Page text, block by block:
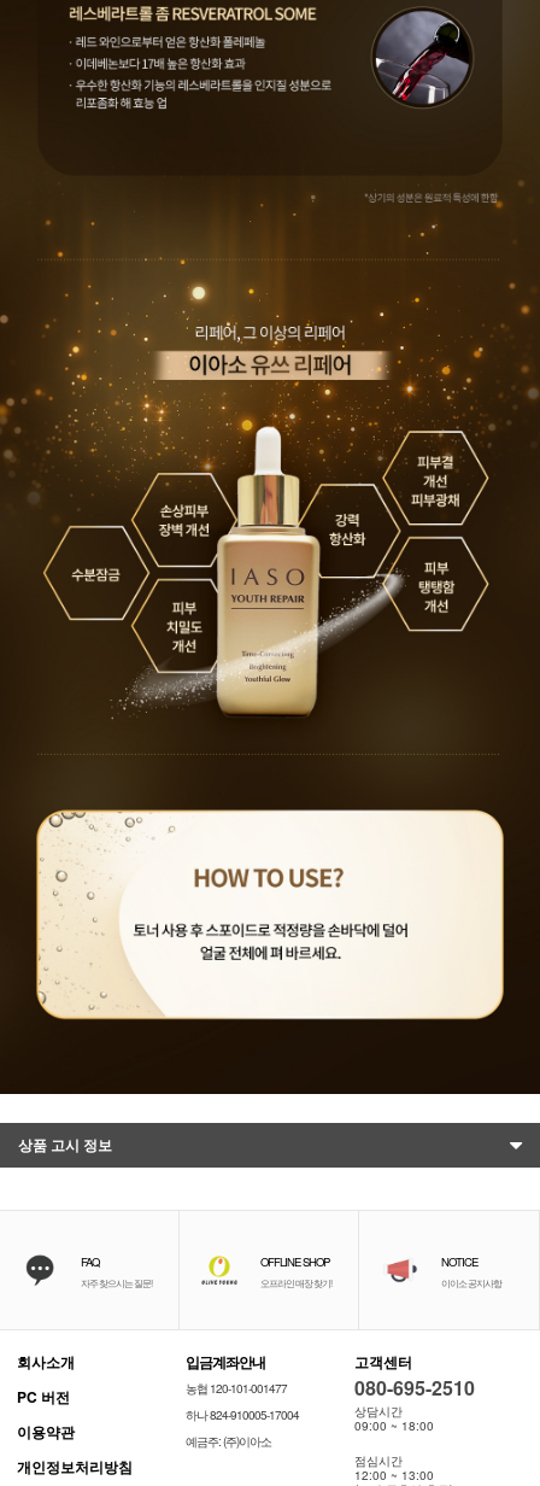
상품 고시 정보
FAQ
자주 찾으시는 질문!
OFFLINE SHOP
오프라인 매장 찾기!
NOTICE
이이소 공지사항
회사소개
PC 버전
이용약관
개인정보처리방침
입금계좌안내
농협 120-101-001477
하나 824-910005-17004
예금주: (주)이아소
고객센터
080-695-2510
상담시간
09:00 ~ 18:00
점심시간
12:00 ~ 13:00